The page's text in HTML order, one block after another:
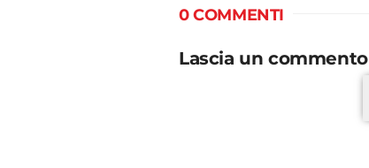
0 COMMENTI
Lascia un commento